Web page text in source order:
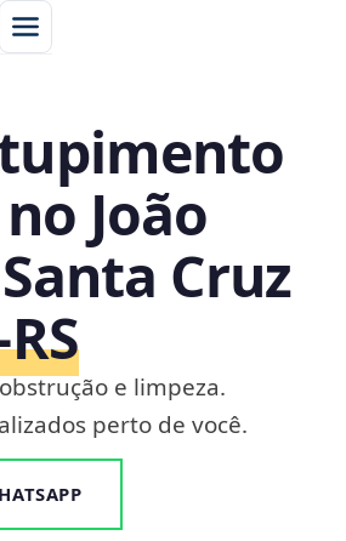
João
Cruz
e limpeza.
perto de você.